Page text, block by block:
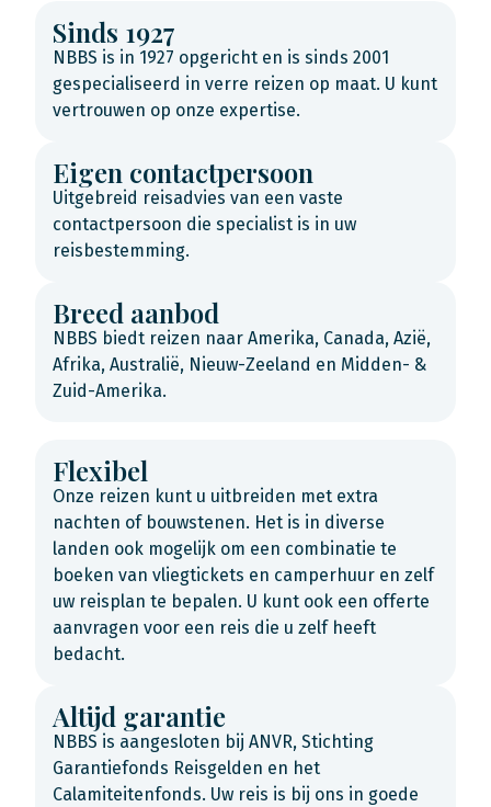
Sinds 1927
NBBS is in 1927 opgericht en is sinds 2001
gespecialiseerd in verre reizen op maat. U kunt
vertrouwen op onze expertise.
Eigen contactpersoon
Uitgebreid reisadvies van een vaste
contactpersoon die specialist is in uw
reisbestemming.
Breed aanbod
NBBS biedt reizen naar Amerika, Canada, Azië,
Afrika, Australië, Nieuw-Zeeland en Midden- &
Zuid-Amerika.
Flexibel
Onze reizen kunt u uitbreiden met extra
nachten of bouwstenen. Het is in diverse
landen ook mogelijk om een combinatie te
boeken van vliegtickets en camperhuur en zelf
uw reisplan te bepalen. U kunt ook een offerte
aanvragen voor een reis die u zelf heeft
bedacht.
Altijd garantie
NBBS is aangesloten bij ANVR, Stichting
Garantiefonds Reisgelden en het
Calamiteitenfonds. Uw reis is bij ons in goede